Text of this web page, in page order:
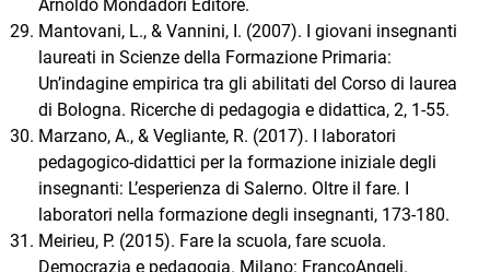
Arnoldo Mondadori Editore.
Mantovani, L., & Vannini, I. (2007). I giovani insegnanti
laureati in Scienze della Formazione Primaria:
Un’indagine empirica tra gli abilitati del Corso di laurea
di Bologna. Ricerche di pedagogia e didattica, 2, 1-55.
Marzano, A., & Vegliante, R. (2017). I laboratori
pedagogico-didattici per la formazione iniziale degli
insegnanti: L’esperienza di Salerno. Oltre il fare. I
laboratori nella formazione degli insegnanti, 173-180.
Meirieu, P. (2015). Fare la scuola, fare scuola.
Democrazia e pedagogia. Milano: FrancoAngeli.